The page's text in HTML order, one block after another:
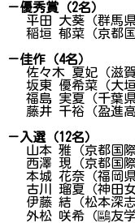
－優秀賞（2名）
平田 大葵（群馬県
稲垣 郁菜（京都国
－佳作（4名）
佐々木 夏妃（滋賀
坂東 優希菜（大垣
福島 実夏（千葉県
藤井 千裕（盈進高
－入選（12名）
山本 雅（京都国際
西澤 現（京都国際
本城 花奈（福岡県
古川 瑠夏（神田女
伊藤 結（松本深志
外松 咲希（鷗友学